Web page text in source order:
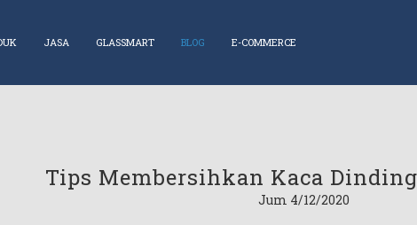
JASA GLASSMART BLOG E-COMMERCE
Tips Membersihkan Kaca
Jum 4/12/2020